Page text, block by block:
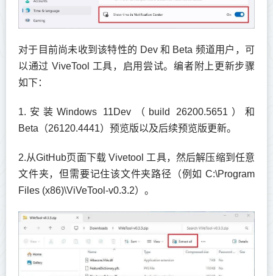
对于目前尚未收到该特性的 Dev 和 Beta 频道用户，可
以通过 ViveTool 工具，启用尝试。编者附上更新步骤
如下：
1.安装Windows 11Dev（build 26200.5651）和
Beta（26120.4441）预览版以及后续预览版更新。
2.从GitHub页面下载 Vivetool 工具，然后解压缩到任意
文件夹，但需要记住该文件夹路径（例如 C:\Program
Files (x86)\ViVeTool-v0.3.2）。